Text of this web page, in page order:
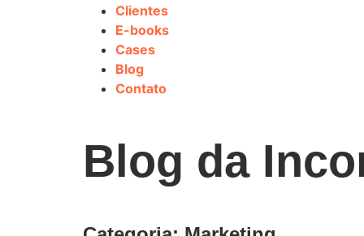
Clientes
E-books
Cases
Blog
Contato
Blog da